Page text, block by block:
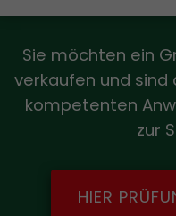
Sie möchten ein
verkaufen und sind
kompetenten
zur
HIER